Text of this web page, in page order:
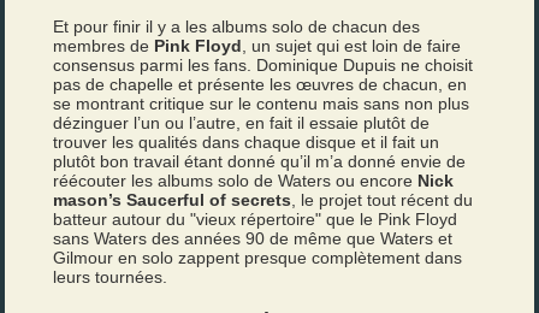
Et pour finir il y a les albums solo de chacun des
membres de Pink Floyd , un sujet qui est loin de faire
consensus parmi les fans. Dominique Dupuis ne choisit
pas de chapelle et présente les œuvres de chacun, en
se montrant critique sur le contenu mais sans non plus
dézinguer l’un ou l’autre, en fait il essaie plutôt de
trouver les qualités dans chaque disque et il fait un
plutôt bon travail étant donné qu’il m’a donné envie de
réécouter les albums solo de Waters ou encore Nick
mason’s Saucerful of secrets , le projet tout récent du
batteur autour du "vieux répertoire" que le Pink Floyd
sans Waters des années 90 de même que Waters et
Gilmour en solo zappent presque complètement dans
leurs tournées.